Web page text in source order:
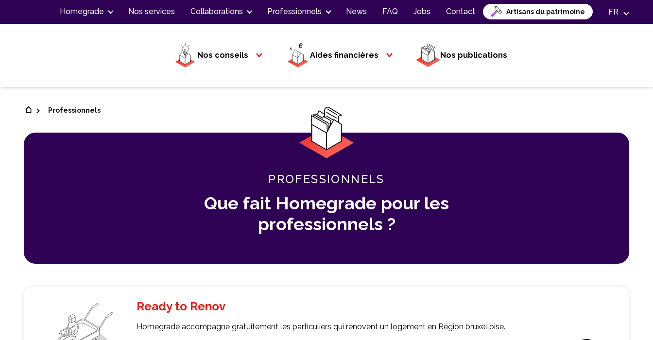
Homegrade Nos services Collaborations Professionnels News FAQ Jobs Contact Artisans du patrimoine FR
Nos conseils Aides financières Nos publications
Professionnels
PROFESSIONNELS
Que fait Homegrade pour les
professionnels ?
Ready to Renov
Homegrade accompagne gratuitement les particuliers qui rénovent un logement en Région bruxelloise.